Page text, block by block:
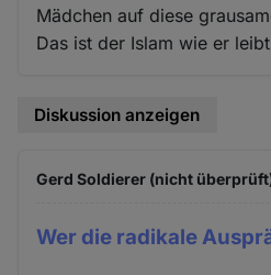
Mädchen auf diese
Das ist der Islam wie er
Diskussion anzeigen
Gerd Soldierer (nicht
Wer die radikale